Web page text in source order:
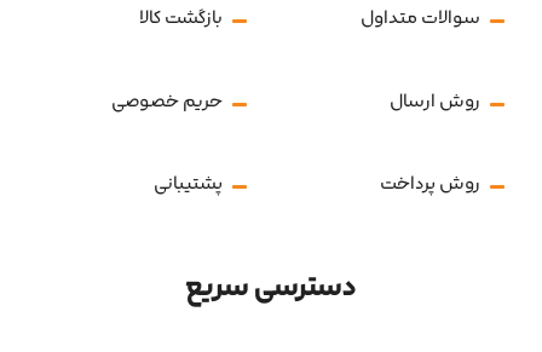
سوالات متداول بازگشت کالا
روش ارسال حریم خصوصی
روش پرداخت پشتیبانی
دسترسی سریع